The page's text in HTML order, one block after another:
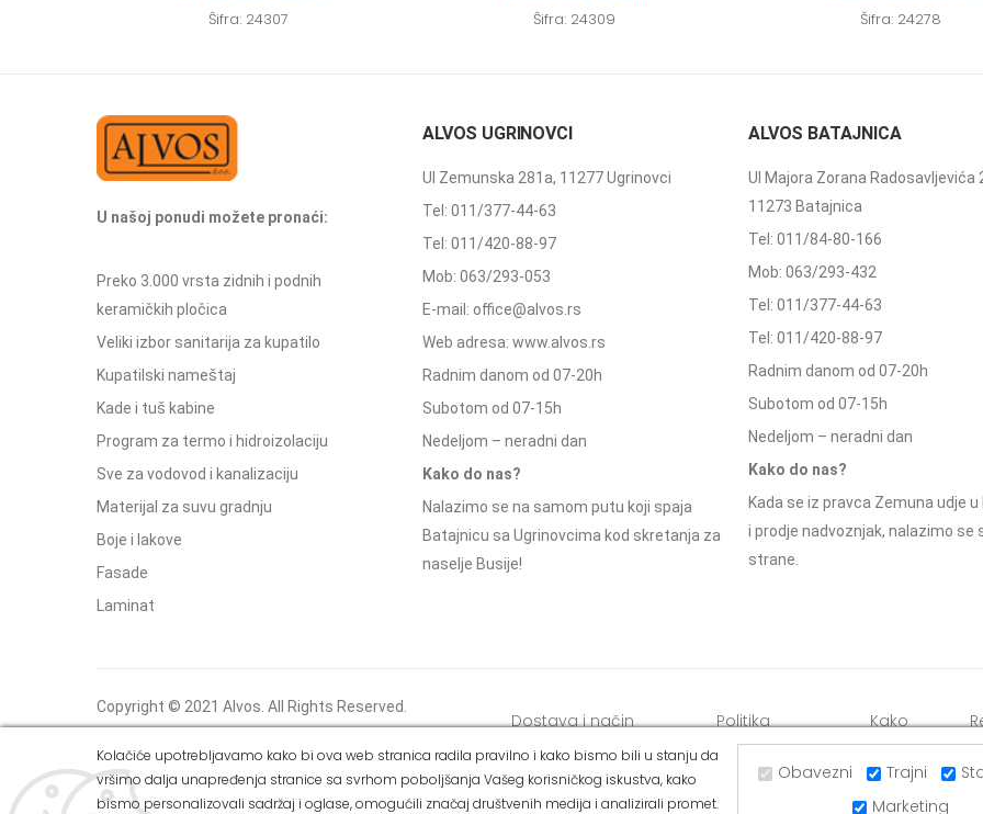
Šifra: 24307 Šifra: 24309 Šifra: 24278
U našoj ponudi možete pronaći:
Preko 3.000 vrsta zidnih i podnih
keramičkih pločica
Veliki izbor sanitarija za kupatilo
Kupatilski nameštaj
Kade i tuš kabine
Program za termo i hidroizolaciju
Sve za vodovod i kanalizaciju
Materijal za suvu gradnju
Boje i lakove
Fasade
Laminat
ALVOS UGRINOVCI
Ul Zemunska 281a, 11277 Ugrinovci
Tel: 011/377-44-63
Tel: 011/420-88-97
Mob: 063/293-053
E-mail: office@alvos.rs
Web adresa: www.alvos.rs
Radnim danom od 07-20h
Subotom od 07-15h
Nedeljom – neradni dan
Kako do nas?
Nalazimo se na samom putu koji spaja
Batajnicu sa Ugrinovcima kod skretanja za
naselje Busije!
ALVOS BATAJNICA
Ul Majora Zorana Radosavljevića
11273 Batajnica
Tel: 011/84-80-166
Mob: 063/293-432
Tel: 011/377-44-63
Tel: 011/420-88-97
Radnim danom od 07-20h
Subotom od 07-15h
Nedeljom – neradni dan
Kako do nas?
Kada se iz pravca Zemuna udje
i prodje nadvoznjak, nalazimo se
strane.
Copyright © 2021 Alvos. All Rights Reserved.
Izrada internet prodavnice i SEO - Web Business
Solutions
Dostava i način
plaćanja
Politika
privatnosti
Kako
kupiti
Kolačiće upotrebljavamo kako bi ova web stranica radila pravilno i kako bismo bili u stanju da
vršimo dalja unapređenja stranice sa svrhom poboljšanja Vašeg korisničkog iskustva, kako
bismo personalizovali sadržaj i oglase, omogućili značaj društvenih medija i analizirali promet.
Obavezni Trajni
Marketing